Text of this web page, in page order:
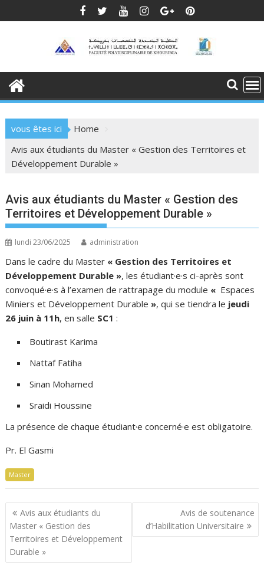
to
vous êtes ici
Home
Avis aux étudiants du Master « Gestion des Territoires et
Développement Durable »
Avis aux étudiants du Master « Gestion des
Territoires et Développement Durable »
lundi 23/06/2025 administration
Dans le cadre du Master « Gestion des Territoires et
Développement Durable », les étudiant·e·s ci-après sont
convoqué·e·s à l’examen de rattrapage du module « Espaces
Miniers et Développement Durable », qui se tiendra le jeudi
26 juin à 11h, en salle SC1 :
Boutirast Karima
Nattaf Fatiha
Sinan Mohamed
Sraidi Houssine
La présence de chaque étudiant·e concerné·e est obligatoire.
Pr. El Gasmi
Master
Navigation
de
l’article
Avis aux étudiants du
Master « Gestion des
Territoires et Développement
Durable »
Avis de soutenance
d’Habilitation Universitaire